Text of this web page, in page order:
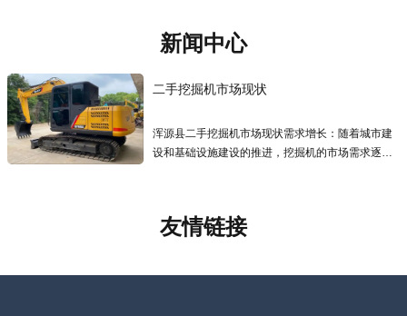
新闻中心
二手挖掘机市场现状
浑源县二手挖掘机市场现状需求增长：随着城市建
设和基础设施建设的推进，挖掘机的市场需求逐年
友情链接